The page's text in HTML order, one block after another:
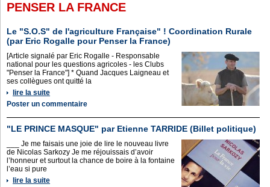
PENSER LA FRANCE
Le "S.O.S" de l'agriculture Française" ! Coordination Rurale
(par Eric Rogalle pour Penser la France)
[Article signalé par Eric Rogalle - Responsable
national pour les questions agricoles - les Clubs
"Penser la France"] * Quand Jacques Laigneau et
ses collègues ont quitté la
lire la suite
Poster un commentaire
"LE PRINCE MASQUE" par Etienne TARRIDE (Billet politique)
___ Je me faisais une joie de lire le nouveau livre
de Nicolas Sarkozy Je me réjouissais d’avoir
l’honneur et surtout la chance de boire à la fontaine
l’eau si pure
lire la suite